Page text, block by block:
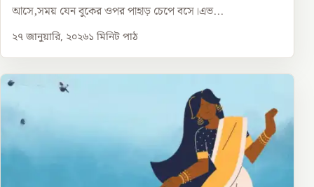
আসে,সময় যেন বুকের ওপর পাহাড় চেপে বসে।এভ...
২৭ জানুয়ারি, ২০২৬১ মিনিট পাঠ